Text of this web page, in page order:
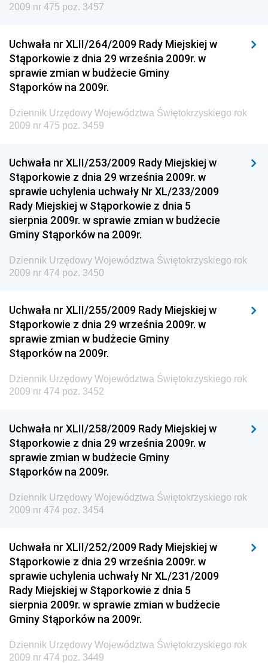
Kolejowego
Technologii
Dziennik Urzędowy Ministra Inwestycji i Rozwoju
Dziennik Urzędowy Naczelnego Dyrektora Archiwów
Państwowych
Dziennik Urzędowy Ministra Finansów, Inwestycji i
Rozwoju
Dziennik Urzędowy Ministra Sportu
Dziennik Urzędowy Ministra Funduszy i Polityki
Regionalnej
Dziennik Urzędowy Ministra Aktywów Państwowych
Dziennik Urzędowy Ministra Zdrowia
Dziennik Urzędowy Ministra Środowiska i Głównego
Inspektora Ochrony Środowiska
Dziennik Urzędowy Ministerstwa Kultury, Dziedzictwa
Narodowego i Sportu
Dziennik Urzędowy Ministra Finansów, Funduszy i
Dziennik Urzędowy Ministra Rozwoju, Pracy i
Dziennik Urzędowy Ministra Kultury, Dziedzictwa
Narodowego i Sportu
Dziennik Urzędowy Ministra Rodziny i Polityki
Społecznej
Dziennik Urzędowy Komendy Głównej Straży
Granicznej
Drogowego
Dziennik Urzędowy Narodowego Banku Polskiego
Dziennik Urzędowy Komendy Głównej Policji
Dziennik Urzędowy Ministra Pracy i Polityki
Społecznej
Dziennik Urzędowy Ministra Transportu, Budownictwa
i Gospodarki Morskiej
2009 nr 475 poz. 3457
Uchwała nr XLII/264/2009 Rady Miejskiej w
Stąporkowie z dnia 29 września 2009r. w
sprawie zmian w budżecie Gminy
Stąporków na 2009r.
Dziennik Urzędowy Województwa Świętokrzyskiego rok
2009 nr 475 poz. 3459
Uchwała nr XLII/253/2009 Rady Miejskiej w
Stąporkowie z dnia 29 września 2009r. w
sprawie uchylenia uchwały Nr XL/233/2009
Rady Miejskiej w Stąporkowie z dnia 5
sierpnia 2009r. w sprawie zmian w budżecie
Gminy Stąporków na 2009r.
Dziennik Urzędowy Województwa Świętokrzyskiego rok
2009 nr 474 poz. 3450
Uchwała nr XLII/255/2009 Rady Miejskiej w
Stąporkowie z dnia 29 września 2009r. w
sprawie zmian w budżecie Gminy
Stąporków na 2009r.
Dziennik Urzędowy Województwa Świętokrzyskiego rok
2009 nr 474 poz. 3452
Uchwała nr XLII/258/2009 Rady Miejskiej w
Stąporkowie z dnia 29 września 2009r. w
sprawie zmian w budżecie Gminy
Stąporków na 2009r.
Dziennik Urzędowy Województwa Świętokrzyskiego rok
2009 nr 474 poz. 3454
Uchwała nr XLII/252/2009 Rady Miejskiej w
Stąporkowie z dnia 29 września 2009r. w
sprawie uchylenia uchwały Nr XL/231/2009
Rady Miejskiej w Stąporkowie z dnia 5
sierpnia 2009r. w sprawie zmian w budżecie
Gminy Stąporków na 2009r.
Dziennik Urzędowy Województwa Świętokrzyskiego rok
2009 nr 474 poz. 3449